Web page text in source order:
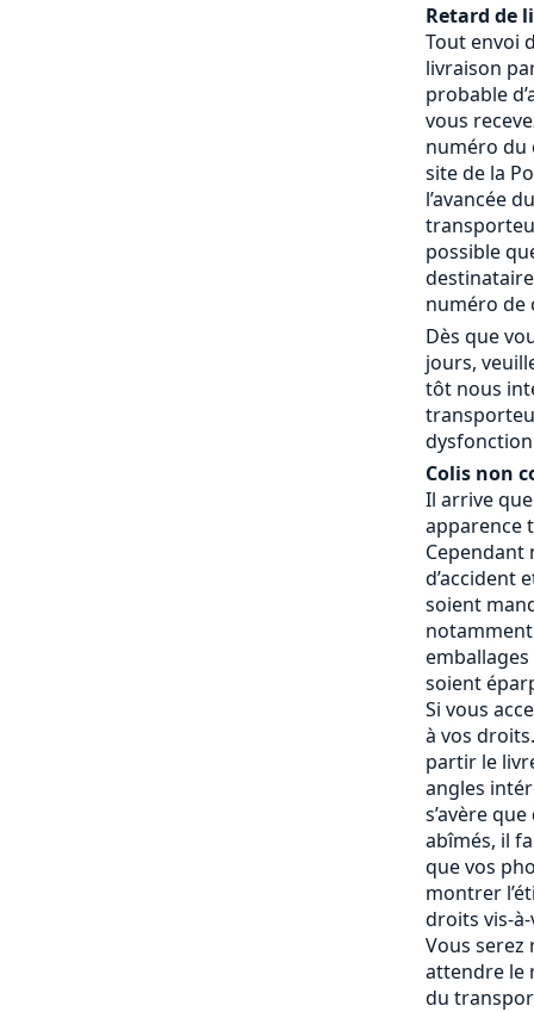
Retard de
Tout envoi
livraison
probable
vous
numéro du
site de la
l’avancée
possible
numéro de
Dès que
jours,
tôt nous
Colis non
Il arrive
apparence
Cependant
d’accident
soient
emballages
soient
Si vous
à vos
partir le
angles
s’avère
abîmés, il
que vos
montrer
droits vis-
Vous serez
attendre le
du